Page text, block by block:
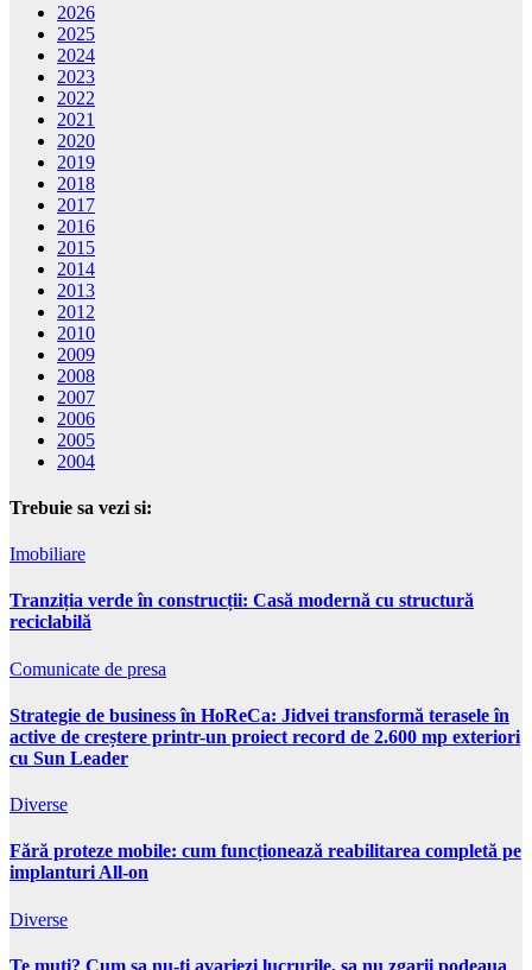
2026
2025
2024
2023
2022
2021
2020
2019
2018
2017
2016
2015
2014
2013
2012
2010
2009
2008
2007
2006
2005
2004
Trebuie sa vezi si:
Imobiliare
Tranziția verde în construcții: Casă modernă cu structură
reciclabilă
Comunicate de presa
Strategie de business în HoReCa: Jidvei transformă terasele în
active de creștere printr-un proiect record de 2.600 mp exteriori
cu Sun Leader
Diverse
Fără proteze mobile: cum funcționează reabilitarea completă pe
implanturi All-on
Diverse
Te muti? Cum sa nu-ti avariezi lucrurile, sa nu zgarii podeaua